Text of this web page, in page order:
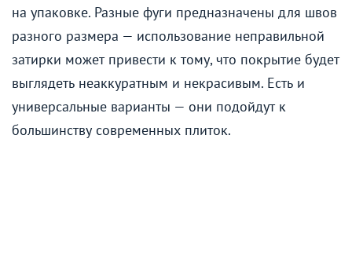
на упаковке. Разные фуги предназначены для швов
разного размера — использование неправильной
затирки может привести к тому, что покрытие будет
выглядеть неаккуратным и некрасивым. Есть и
универсальные варианты — они подойдут к
большинству современных плиток.